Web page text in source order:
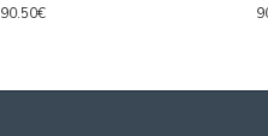
90.50€